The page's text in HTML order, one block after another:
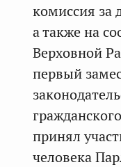
комиссия за
а также на
Верховной
первый
принял
человека